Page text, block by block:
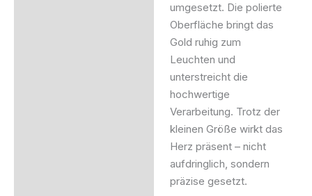
umgesetzt. Die polierte
Oberfläche bringt das
Gold ruhig zum
Leuchten und
unterstreicht die
hochwertige
Verarbeitung. Trotz der
kleinen Größe wirkt das
Herz präsent – nicht
aufdringlich, sondern
präzise gesetzt.